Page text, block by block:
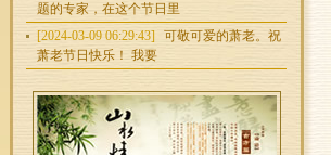
题的专家，在这个节日里
[2024-03-09 06:29:43]
可敬可爱的萧老。祝
萧老节日快乐！ 我要